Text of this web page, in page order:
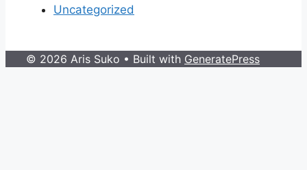
Uncategorized
© 2026 Aris Suko • Built with GeneratePress